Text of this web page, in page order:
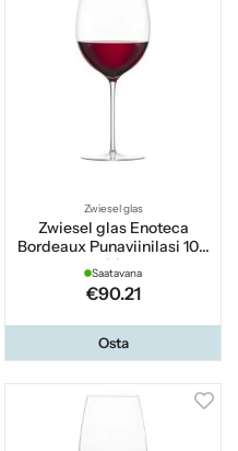
Zwiesel glas
Zwiesel glas Enoteca
Bordeaux Punaviinilasi 100
cl 2 kpl
Saatavana
€90.21
Osta